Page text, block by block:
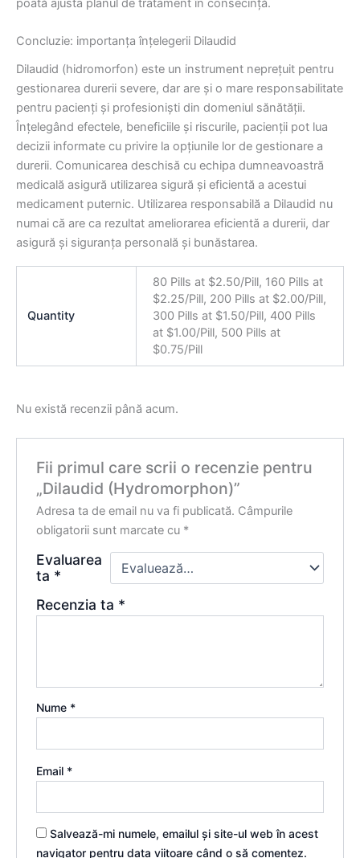
poată ajusta planul de tratament în consecință.
Concluzie: importanța înțelegerii Dilaudid
Dilaudid (hidromorfon) este un instrument neprețuit pentru
gestionarea durerii severe, dar are și o mare responsabilitate
pentru pacienți și profesioniști din domeniul sănătății.
Înțelegând efectele, beneficiile și riscurile, pacienții pot lua
decizii informate cu privire la opțiunile lor de gestionare a
durerii. Comunicarea deschisă cu echipa dumneavoastră
medicală asigură utilizarea sigură și eficientă a acestui
medicament puternic. Utilizarea responsabilă a Dilaudid nu
numai că are ca rezultat ameliorarea eficientă a durerii, dar
asigură și siguranța personală și bunăstarea.
Quantity
80 Pills at $2.50/Pill, 160 Pills at
$2.25/Pill, 200 Pills at $2.00/Pill,
300 Pills at $1.50/Pill, 400 Pills
at $1.00/Pill, 500 Pills at
$0.75/Pill
Nu există recenzii până acum.
Fii primul care scrii o recenzie pentru
„Dilaudid (Hydromorphon)”
Adresa ta de email nu va fi publicată. Câmpurile
obligatorii sunt marcate cu *
Evaluarea
ta *
Recenzia ta *
Nume *
Email *
Salvează-mi numele, emailul și site-ul web în acest
navigator pentru data viitoare când o să comentez.